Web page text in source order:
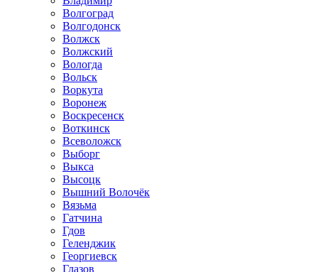
Волгоград
Волгодонск
Волжск
Волжский
Вологда
Вольск
Воркута
Воронеж
Воскресенск
Воткинск
Всеволожск
Выборг
Выкса
Высоцк
Вышний Волочёк
Вязьма
Гатчина
Гдов
Геленджик
Георгиевск
Глазов